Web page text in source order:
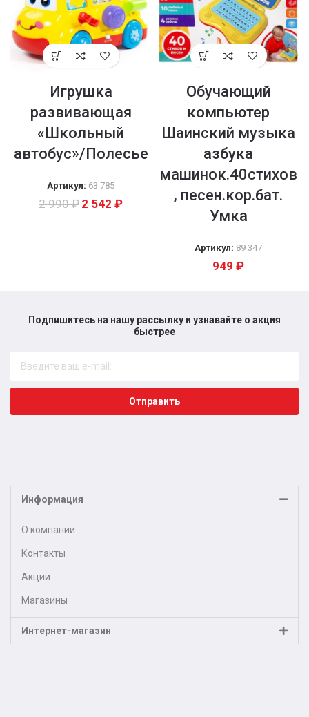
Игрушка
развивающая
«Школьный
автобус»/Полесье
Артикул: 63 785
2 990₽ 2 542 ₽
Обучающий
компьютер
Шаинский музыка
азбука
машинок.40стихов
, песен.кор.бат.
Умка
Артикул: 89 347
949 ₽
Подпишитесь на нашу рассылку и узнавайте о акция
быстрее​
Отправить
Информация
О компании
Контакты
Акции
Магазины
Интернет-магазин